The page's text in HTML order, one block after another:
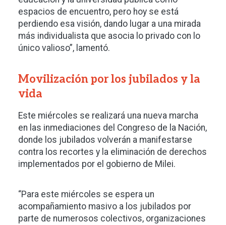
espacios de encuentro, pero hoy se está
perdiendo esa visión, dando lugar a una mirada
más individualista que asocia lo privado con lo
único valioso”, lamentó.
Movilización por los jubilados y la
vida
Este miércoles se realizará una nueva marcha
en las inmediaciones del Congreso de la Nación,
donde los jubilados volverán a manifestarse
contra los recortes y la eliminación de derechos
implementados por el gobierno de Milei.
“Para este miércoles se espera un
acompañamiento masivo a los jubilados por
parte de numerosos colectivos, organizaciones